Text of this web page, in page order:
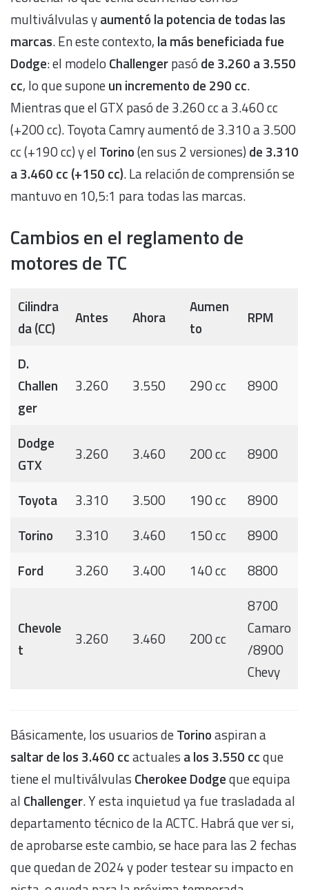
multiválvulas yaumentó la potencia de todas las
marcas. En este contexto, la más beneficiada fue
Dodge: el modelo Challengerpasó de 3.260 a 3.550
cc, lo que suponeun incremento de 290 cc.
Mientras que el GTX pasó de 3.260 cc a 3.460 cc
(+200 cc). Toyota Camry aumentó de 3.310 a 3.500
cc (+190 cc) y el Torino(en sus 2 versiones) de 3.310
a 3.460 cc (+150 cc). La relación de comprensión se
mantuvo en 10,5:1 para todas las marcas.
Cambios en el reglamento de
motores de TC
Cilindra
da (CC)
Antes Ahora
Aumen
to
RPM
D.
Challen
ger
3.260 3.550 290 cc 8900
Dodge
GTX
3.260 3.460 200 cc 8900
Toyota 3.310 3.500 190 cc
8900
Torino
3.310 3.460 150 cc
8900
Ford
3.260 3.400 140 cc 8800
Chevole
t
3.260 3.460 200 cc
8700
Camaro
/8900
Chevy
Básicamente, los usuarios deTorinoaspiran a
saltar de los 3.460 ccactuales a los 3.550 ccque
tiene el multiválvulas Cherokee Dodgeque equipa
al Challenger. Y esta inquietud ya fue trasladada al
departamento técnico de la ACTC. Habrá que ver si,
de aprobarse este cambio, se hace para las 2 fechas
que quedan de 2024 y poder testear su impacto en